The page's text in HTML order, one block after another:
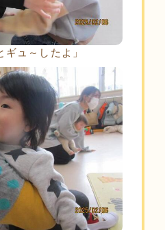
ギュ～したよ」